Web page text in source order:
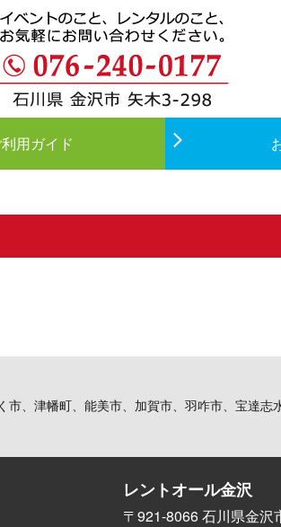
用ガイド
市、津幡町、能美市、加賀市、羽咋市、宝達
レントオール金沢
〒921-8066 石川県金沢